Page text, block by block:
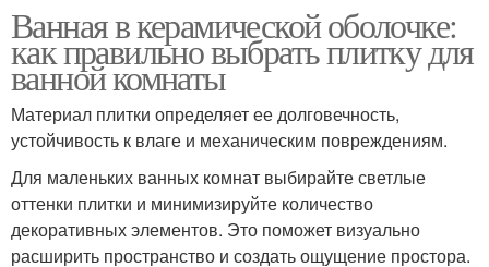
Ванная в керамической оболочке:
как правильно выбрать плитку для
ванной комнаты
Материал плитки определяет ее долговечность,
устойчивость к влаге и механическим повреждениям.
Для маленьких ванных комнат выбирайте светлые
оттенки плитки и минимизируйте количество
декоративных элементов. Это поможет визуально
расширить пространство и создать ощущение простора.